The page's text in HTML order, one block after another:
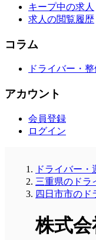
キープ中の求人
求人の閲覧履歴
コラム
ドライバー・
アカウント
会員登録
ログイン
ドライバー・
三重県のドラ
四日市市のド
株式